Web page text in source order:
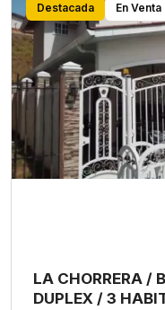
Destacada En Venta
LA CHORRERA /
DUPLEX / 3